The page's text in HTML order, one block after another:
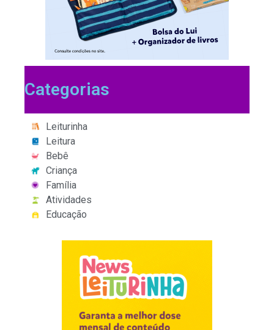
Categorias
Leiturinha
Leitura
Bebê
Criança
Família
Atividades
Educação